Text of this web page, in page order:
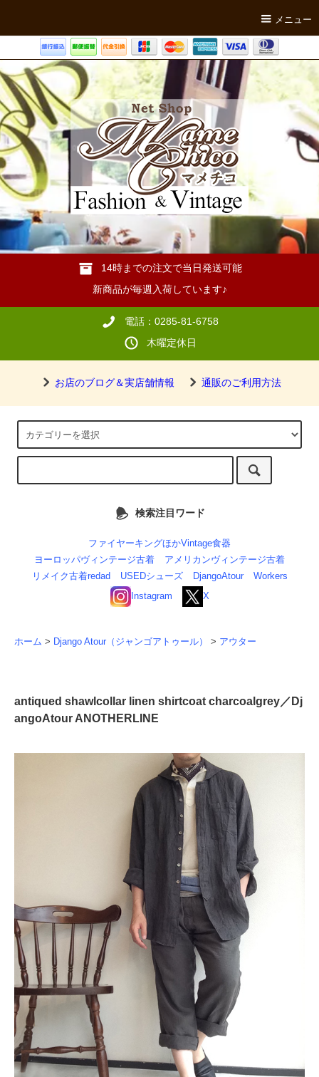
メニュー
14時までの注文で当日発送可能
新商品が毎週入荷しています♪
電話：0285-81-6758
木曜定休日
お店のブログ＆実店舗情報 通販のご利用方法
検索注目ワード
ファイヤーキングほかVintage食器
ヨーロッパヴィンテージ古着
アメリカンヴィンテージ古着
リメイク古着redad
USEDシューズ DjangoAtour
Workers
Instagram
X
ホーム > Django Atour（ジャンゴアトゥール） > アウター
antiqued shawlcollar linen shirtcoat charcoalgrey／Dj
angoAtour ANOTHERLINE